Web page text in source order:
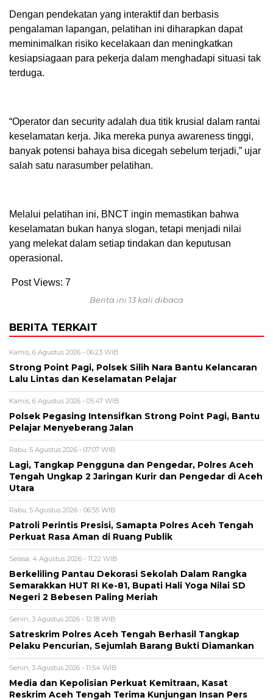
Dengan pendekatan yang interaktif dan berbasis
pengalaman lapangan, pelatihan ini diharapkan dapat
meminimalkan risiko kecelakaan dan meningkatkan
kesiapsiagaan para pekerja dalam menghadapi situasi tak
terduga.
“Operator dan security adalah dua titik krusial dalam rantai
keselamatan kerja. Jika mereka punya awareness tinggi,
banyak potensi bahaya bisa dicegah sebelum terjadi,” ujar
salah satu narasumber pelatihan.
Melalui pelatihan ini, BNCT ingin memastikan bahwa
keselamatan bukan hanya slogan, tetapi menjadi nilai
yang melekat dalam setiap tindakan dan keputusan
operasional.
Post Views: 7
Berita ini 13 kali dibaca
BERITA TERKAIT
Kamis, 6 Agustus 2026 - 06:23 WIB
Strong Point Pagi, Polsek Silih Nara Bantu Kelancaran
Lalu Lintas dan Keselamatan Pelajar
Kamis, 6 Agustus 2026 - 05:47 WIB
Polsek Pegasing Intensifkan Strong Point Pagi, Bantu
Pelajar Menyeberang Jalan
Rabu, 5 Agustus 2026 - 07:07 WIB
Lagi, Tangkap Pengguna dan Pengedar, Polres Aceh
Tengah Ungkap 2 Jaringan Kurir dan Pengedar di Aceh
Utara
Rabu, 5 Agustus 2026 - 06:55 WIB
Patroli Perintis Presisi, Samapta Polres Aceh Tengah
Perkuat Rasa Aman di Ruang Publik
Selasa, 4 Agustus 2026 - 11:22 WIB
Berkeliling Pantau Dekorasi Sekolah Dalam Rangka
Semarakkan HUT RI Ke-81, Bupati Hali Yoga Nilai SD
Negeri 2 Bebesen Paling Meriah
Senin, 3 Agustus 2026 - 12:18 WIB
Satreskrim Polres Aceh Tengah Berhasil Tangkap
Pelaku Pencurian, Sejumlah Barang Bukti Diamankan
Senin, 3 Agustus 2026 - 11:54 WIB
Media dan Kepolisian Perkuat Kemitraan, Kasat
Reskrim Aceh Tengah Terima Kunjungan Insan Pers